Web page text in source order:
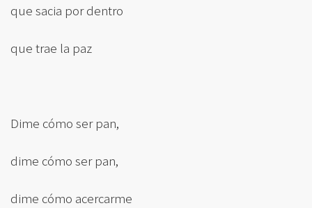
CORONAS DE CARIDAD
que sacia por dentro
que trae la paz
Dime cómo ser pan,
dime cómo ser pan,
dime cómo acercarme